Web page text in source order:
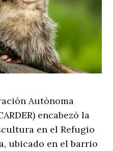
Autónoma
encabezó la
en el Refugio
ubicado en el barrio